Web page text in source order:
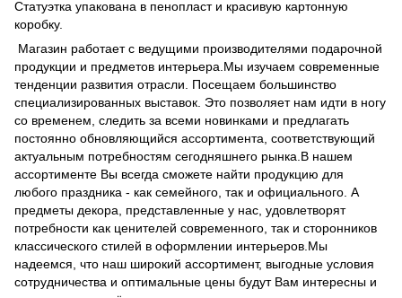
Статуэтка упакована в пенопласт и красивую картонную
коробку.
Магазин работает с ведущими производителями подарочной
продукции и предметов интерьера.Мы изучаем современные
тенденции развития отрасли. Посещаем большинство
специализированных выставок. Это позволяет нам идти в ногу
со временем, следить за всеми новинками и предлагать
постоянно обновляющийся ассортимента, соответствующий
актуальным потребностям сегодняшнего рынка.В нашем
ассортименте Вы всегда сможете найти продукцию для
любого праздника - как семейного, так и официального. А
предметы декора, представленные у нас, удовлетворят
потребности как ценителей современного, так и сторонников
классического стилей в оформлении интерьеров.Мы
надеемся, что наш широкий ассортимент, выгодные условия
сотрудничества и оптимальные цены будут Вам интересны и